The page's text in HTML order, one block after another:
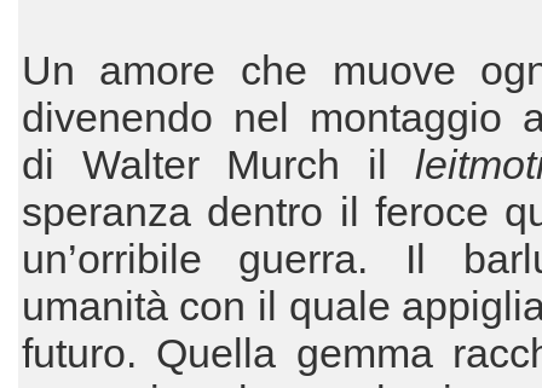
Un amore che muove
divenendo nel montaggio
di Walter Murch il
speranza dentro il feroce
un’orribile guerra. Il
umanità con il quale
futuro. Quella gemma